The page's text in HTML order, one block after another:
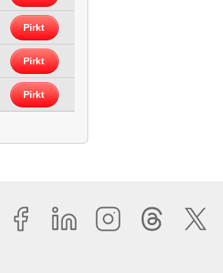
Pirkt
Pirkt
Pirkt